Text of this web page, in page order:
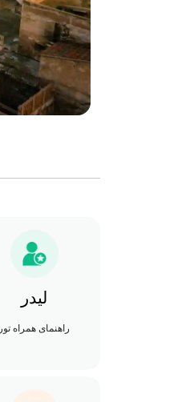
لیدر
راهنمای همراه تور